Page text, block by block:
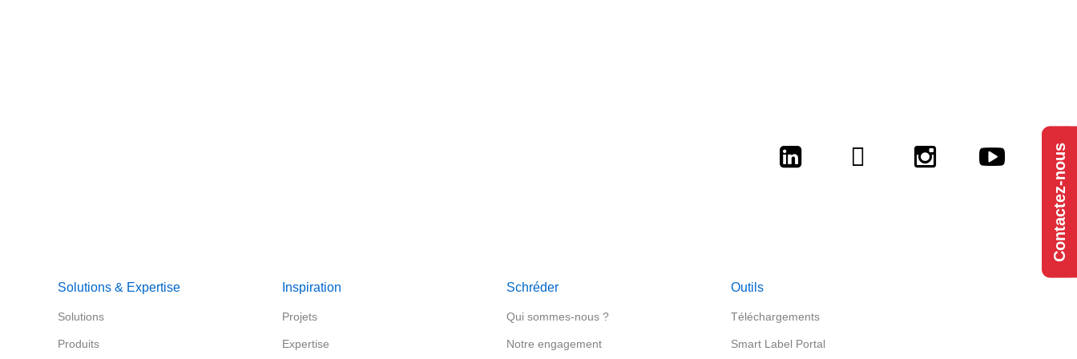
Contactez-nous
Solutions & Expertise
Solutions
Produits
Inspiration
Projets
Expertise
Schréder
Qui sommes-nous ?
Notre engagement
Outils
Téléchargements
Smart Label Portal